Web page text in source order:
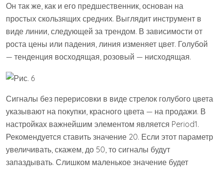
Он так же, как и его предшественник, основан на
простых скользящих средних. Выглядит инструмент в
виде линии, следующей за трендом. В зависимости от
роста цены или падения, линия изменяет цвет. Голубой
— тенденция восходящая, розовый — нисходящая.
Сигналы без перерисовки в виде стрелок голубого цвета
указывают на покупки, красного цвета — на продажи. В
настройках важнейшим элементом является Period1.
Рекомендуется ставить значение 20. Если этот параметр
увеличивать, скажем, до 50, то сигналы будут
запаздывать. Слишком маленькое значение будет